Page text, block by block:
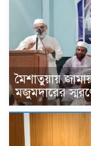
মৈশাতুয়ায়
মজুমদারের